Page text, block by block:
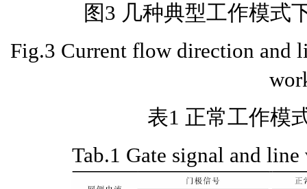
图3 几种典型工作模式
Fig.3 Current flow direction and
表1 正常工作模
Tab.1 Gate signal and